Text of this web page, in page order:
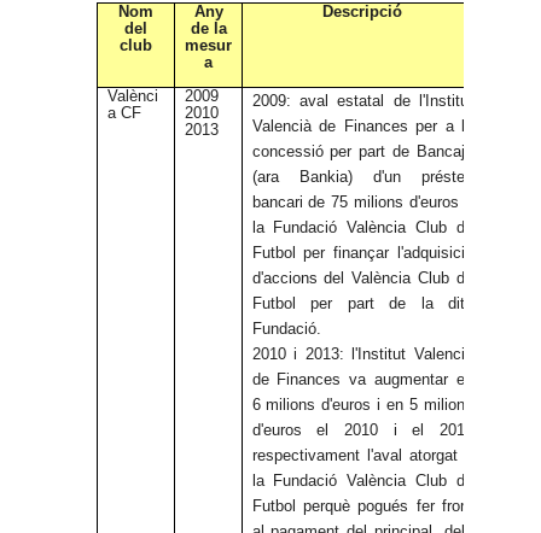
Nom
del
club
Any
de la
mesur
a
Descripció
Valènci
a CF
2009
2010
2013
2009: aval estatal de l'Institut
Valencià de Finances per a la
concessió per part de Bancaja
(ara Bankia) d'un préstec
bancari de 75 milions d'euros a
la Fundació València Club de
Futbol per finançar l'adquisició
d'accions del València Club de
Futbol per part de la dita
Fundació.
2010 i 2013: l'Institut Valencià
de Finances va augmentar en
6 milions d'euros i en 5 milions
d'euros el 2010 i el 2013
respectivament l'aval atorgat a
la Fundació València Club de
Futbol perquè pogués fer front